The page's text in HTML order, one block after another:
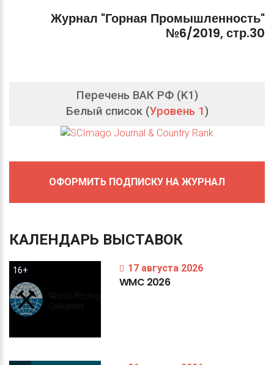
Журнал "Горная Промышленность"
№6/2019,стр.30
Перечень ВАК РФ (K1)
Белый список (Уровень 1)
ОФОРМИТЬ ПОДПИСКУ НА ЖУРНАЛ
КАЛЕНДАРЬ ВЫСТАВОК
16+ 17 августа 2026
WMC 2026